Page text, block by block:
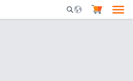
Mobile Search